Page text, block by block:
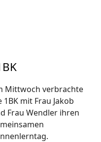
Mittwoch verbrachte
1BK mit Frau Jakob
Frau Wendler ihren